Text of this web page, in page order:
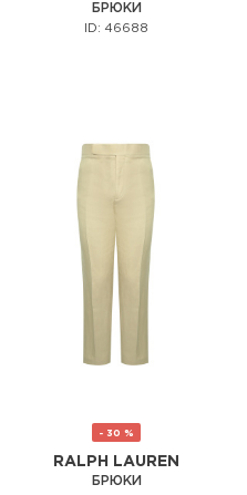
БРЮКИ
ID: 46688
- 30 %
RALPH LAUREN
БРЮКИ